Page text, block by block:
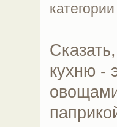
категории
кухню -